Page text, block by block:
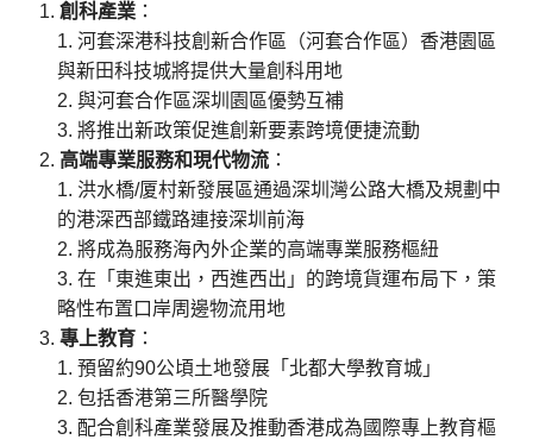
創科產業：
河套深港科技創新合作區（河套合作區）香港園區
與新田科技城將提供大量創科用地
與河套合作區深圳園區優勢互補
將推出新政策促進創新要素跨境便捷流動
高端專業服務和現代物流：
洪水橋/厦村新發展區通過深圳灣公路大橋及規劃中
的港深西部鐵路連接深圳前海
將成為服務海內外企業的高端專業服務樞紐
在「東進東出，西進西出」的跨境貨運布局下，策
略性布置口岸周邊物流用地
專上教育：
預留約90公頃土地發展「北都大學教育城」
包括香港第三所醫學院
配合創科產業發展及推動香港成為國際專上教育樞